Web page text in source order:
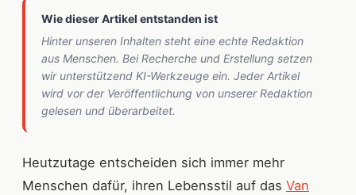
Wie dieser Artikel entstanden ist
Hinter unseren Inhalten steht eine echte Redaktion
aus Menschen. Bei Recherche und Erstellung setzen
wir unterstützend KI-Werkzeuge ein. Jeder Artikel
wird vor der Veröffentlichung von unserer Redaktion
gelesen und überarbeitet.
Heutzutage entscheiden sich immer mehr
Menschen dafür, ihren Lebensstil auf das Van